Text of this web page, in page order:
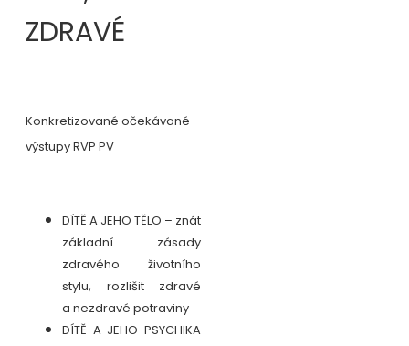
ZDRAVÉ
Konkretizované očekávané
výstupy RVP PV
DÍTĚ A JEHO TĚLO – znát
základní zásady
zdravého životního
stylu, rozlišit zdravé
a nezdravé potraviny
DÍTĚ A JEHO PSYCHIKA